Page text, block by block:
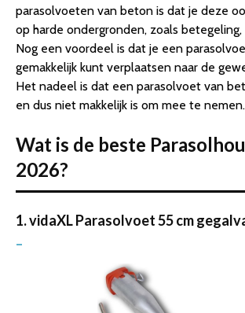
parasolvoeten van beton is dat je deze
op harde ondergronden, zoals
Nog een voordeel is dat je een
gemakkelijk kunt verplaatsen naar de
Het nadeel is dat een parasolvoet van
en dus niet makkelijk is om mee te nemen.
Wat is de beste
2026?
1. vidaXL Parasolvoet 55 cm
–